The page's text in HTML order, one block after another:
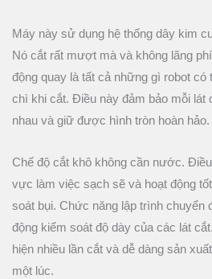
Máy này sử dụng hệ thống dây kim
Nó cắt rất mượt mà và không lãng
động quay là tất cả những gì robot có
chì khi cắt. Điều này đảm bảo mỗi lát
nhau và giữ được hình tròn hoàn hảo.
Chế độ cắt khô không cần nước.
vực làm việc sạch sẽ và hoạt động
soát bụi. Chức năng lập trình chuyển
động kiểm soát độ dày của các lát
hiện nhiều lần cắt và dễ dàng sản
một lúc.